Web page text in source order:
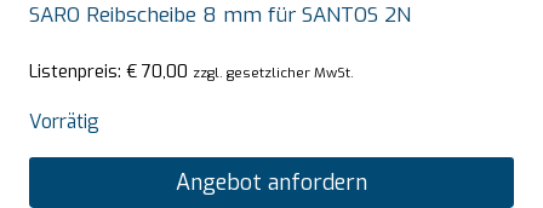
SARO Reibscheibe 8 mm für SANTOS 2N
Listenpreis: € 70,00 zzgl. gesetzlicher MwSt.
Vorrätig
Angebot anfordern